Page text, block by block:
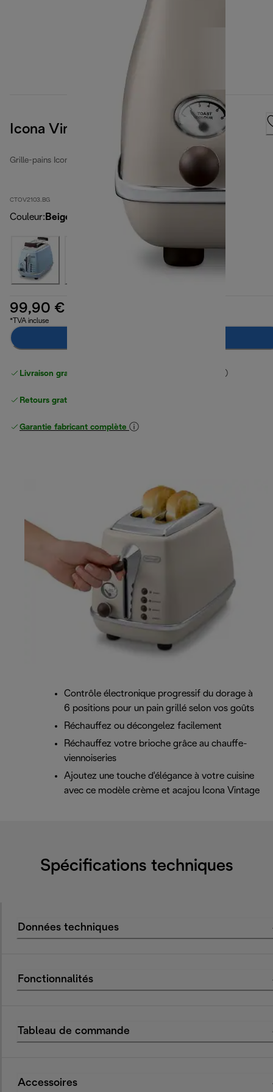
Icona Vintage
Grille-pains Icona Vintage
CTOV2103.BG
Couleur: Beige
99,90 €
*TVA incluse
Livraison gratuite standard
Retours gratuits
Garantie fabricant complète
Contrôle électronique progressif du dorage à
6 positions pour un pain grillé selon vos goûts
Réchauffez ou décongelez facilement
Réchauffez votre brioche grâce au chauffe-
viennoiseries
Ajoutez une touche d'élégance à votre cuisine
avec ce modèle crème et acajou Icona Vintage
Spécifications techniques
Données techniques
Fonctionnalités
Tableau de commande
Accessoires